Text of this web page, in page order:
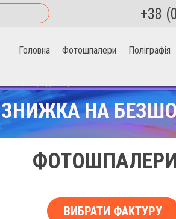
+38
Головна Фотошпалери Поліграфія
ЗНИЖКА НА
ФОТОШПАЛЕРИ
ВИБРАТИ ФАКТУРУ